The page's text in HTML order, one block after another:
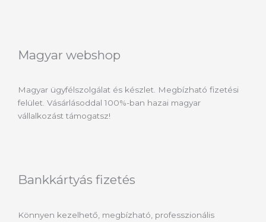
Magyar webshop
Magyar ügyfélszolgálat és készlet. Megbízható fizetési
felület. Vásárlásoddal 100%-ban hazai magyar
vállalkozást támogatsz!
Bankkártyás fizetés
Könnyen kezelhető, megbízható, professzionális